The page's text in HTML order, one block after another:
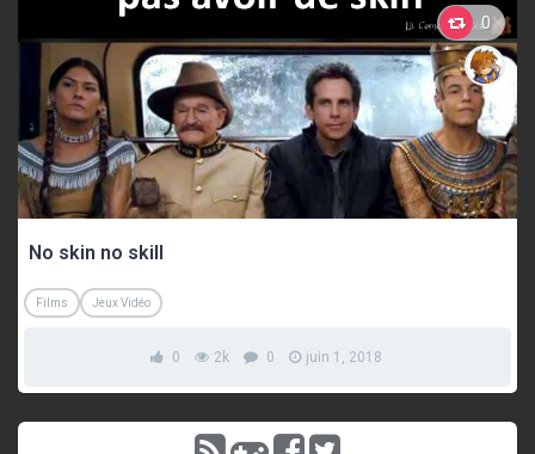
0
No skin no skill
Films Jeux Vidéo
0 2k 0 juin 1, 2018